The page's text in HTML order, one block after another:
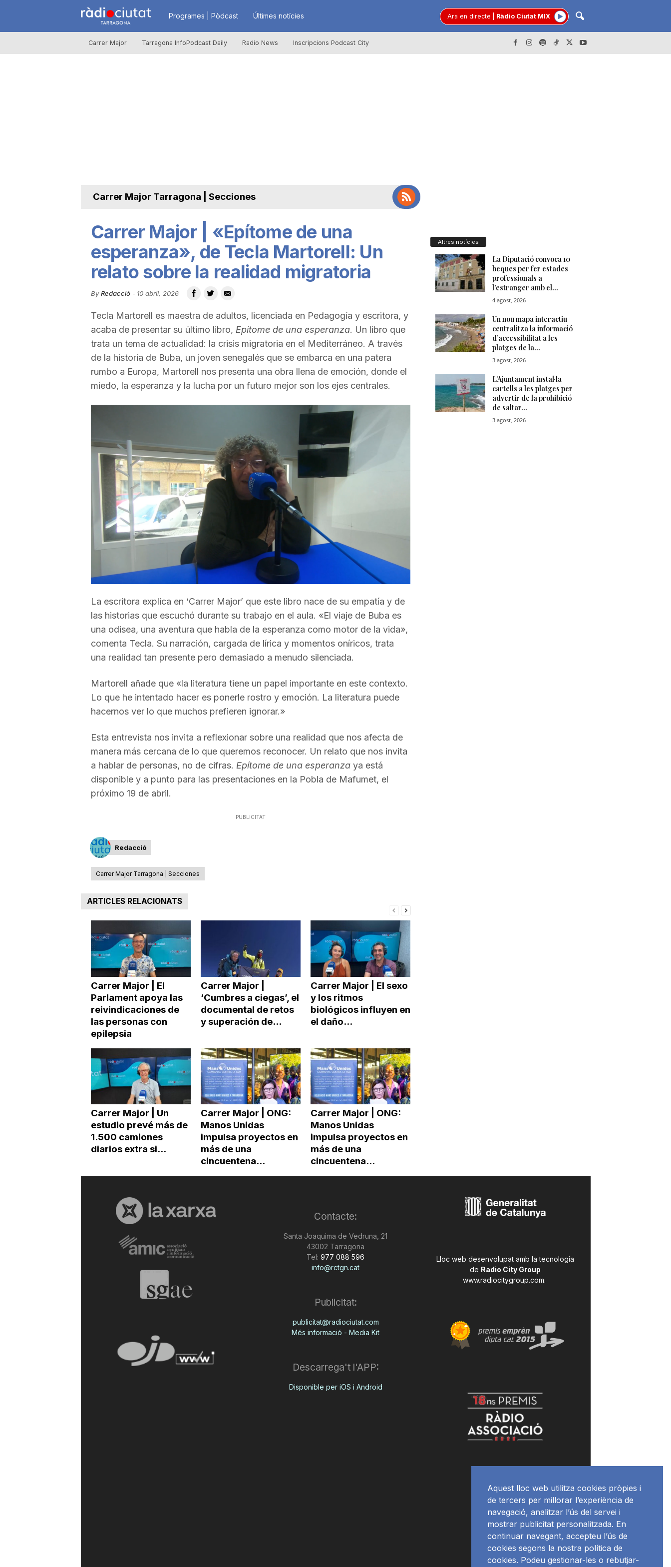
R
à
u
t
t
a
r
n
a
Programes | Pòdcast Últimes notícies Ara en directe Ràdio Ciutat MIX
Carrer Major Tarragona InfoPodcast Daily Radio News Inscripcions Podcast City
Carrer Major Tarragona | Secciones
Carrer Major | «Epítome de una
esperanza», de Tecla Martorell: Un
relato sobre la realidad migratoria
By Redacció- 10 abril, 2026
Tecla Martorell es maestra de adultos, licenciada en Pedagogía y escritora, y
acaba de presentar su último libro, Epítome de una esperanza. Un libro que
trata un tema de actualidad: la crisis migratoria en el Mediterráneo. A través
de la historia de Buba, un joven senegalés que se embarca en una patera
rumbo a Europa, Martorell nos presenta una obra llena de emoción, donde el
miedo, la esperanza y la lucha por un futuro mejor son los ejes centrales.
La escritora explica en ‘Carrer Major’ que este libro nace de su empatía y de
las historias que escuchó durante su trabajo en el aula. «El viaje de Buba es
una odisea, una aventura que habla de la esperanza como motor de la vida»,
comenta Tecla. Su narración, cargada de lírica y momentos oníricos, trata
una realidad tan presente pero demasiado a menudo silenciada.
Martorell añade que «la literatura tiene un papel importante en este contexto.
Lo que he intentado hacer es ponerle rostro y emoción. La literatura puede
hacernos ver lo que muchos prefieren ignorar.»
Esta entrevista nos invita a reflexionar sobre una realidad que nos afecta de
manera más cercana de lo que queremos reconocer. Un relato que nos invita
a hablar de personas, no de cifras. Epítome de una esperanzaya está
disponible y a punto para las presentaciones en la Pobla de Mafumet, el
próximo 19 de abril.
PUBLICITAT
Redacció
Carrer Major Tarragona | Secciones
ARTICLES RELACIONATS
Carrer Major | El
Parlament apoya las
reivindicaciones de
las personas con
epilepsia
Carrer Major |
‘Cumbres a ciegas’, el
documental de retos
y superación de...
Carrer Major | El sexo
y los ritmos
biológicos influyen en
el daño...
Carrer Major | Un
estudio prevé más de
1.500 camiones
diarios extra si...
Carrer Major | ONG:
Manos Unidas
impulsa proyectos en
más de una
cincuentena...
Carrer Major | ONG:
Manos Unidas
impulsa proyectos en
más de una
cincuentena...
Altres notícies
Contacte:
Santa Joaquima de Vedruna, 21
43002 Tarragona
Tel: 977 088 596
info@rctgn.cat
Publicitat:
publicitat@radiociutat.com
Més informació - Media Kit
Descarrega't l'APP:
Disponible per iOS i Android
Lloc web desenvolupat amb la tecnologia
de Radio City Group
www.radiocitygroup.com.
Aquest lloc web utilitza cookies pròpies i
de tercers per millorar l’experiència de
navegació, analitzar l’ús del servei i
mostrar publicitat personalitzada. En
continuar navegant, accepteu l’ús de
cookies segons la nostra política de
cookies. Podeu gestionar-les o rebutjar-